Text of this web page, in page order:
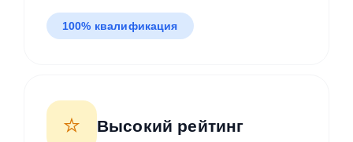
100% квалификация
⭐ Высокий рейтинг